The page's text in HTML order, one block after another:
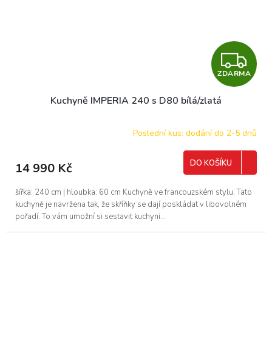
Z
D
R
A
ZDARMA
Kuchyně IMPERIA 240 s D80 bílá/zlatá
Poslední kus: dodání do 2-5 dnů
14 990 Kč DO KOŠÍKU
šířka: 240 cm | hloubka: 60 cm Kuchyně ve francouzském stylu. Tato
kuchyně je navržena tak, že skříňky se dají poskládat v libovolném
pořadí. To vám umožní si sestavit kuchyni...